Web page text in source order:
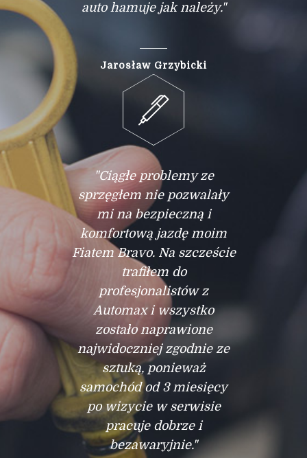
auto hamuje jak należy."
Jarosław Grzybicki
"Ciągłe problemy ze
sprzęgłem nie pozwalały
mi na bezpieczną i
komfortową jazdę moim
Fiatem Bravo. Na szczeście
trafiłem do
profesjonalistów z
Automax i wszystko
zostało naprawione
najwidoczniej zgodnie ze
sztuką, ponieważ
samochód od 3 miesięcy
po wizycie w serwisie
pracuje dobrze i
bezawaryjnie."